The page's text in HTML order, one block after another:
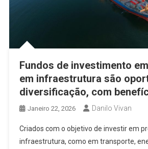
Fundos de investimento
em infraestrutura são
diversificação, com
Janeiro 22, 2026 Danilo Vivan
Criados com o objetivo de investir em
infraestrutura, como em transporte,